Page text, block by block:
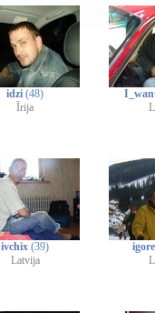
idzi (48)
Īrija
ivchix (39)
Latvija